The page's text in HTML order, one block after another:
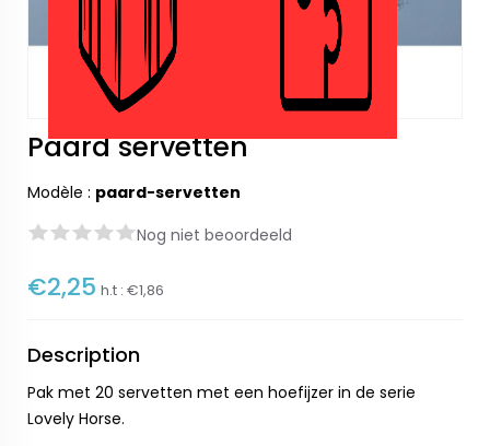
Paard servetten
Modèle : paard-servetten
Nog niet beoordeeld
€2,25 h.t : €1,86
Description
Pak met 20 servetten met een hoefijzer in de serie
Lovely Horse.